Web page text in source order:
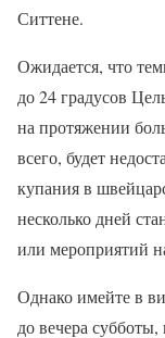
Ситтене.
Ожидается, что
до 24 градусов
на протяжении
всего, будет
купания в
несколько дней
или мероприятий
Однако имейте в
до вечера